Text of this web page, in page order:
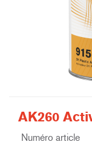
AK260
Numéro article